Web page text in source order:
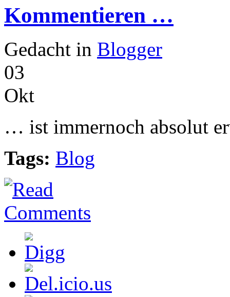
Kommentieren …
Gedacht in Blogger
03
Okt
… ist immernoch absolut
Tags: Blog